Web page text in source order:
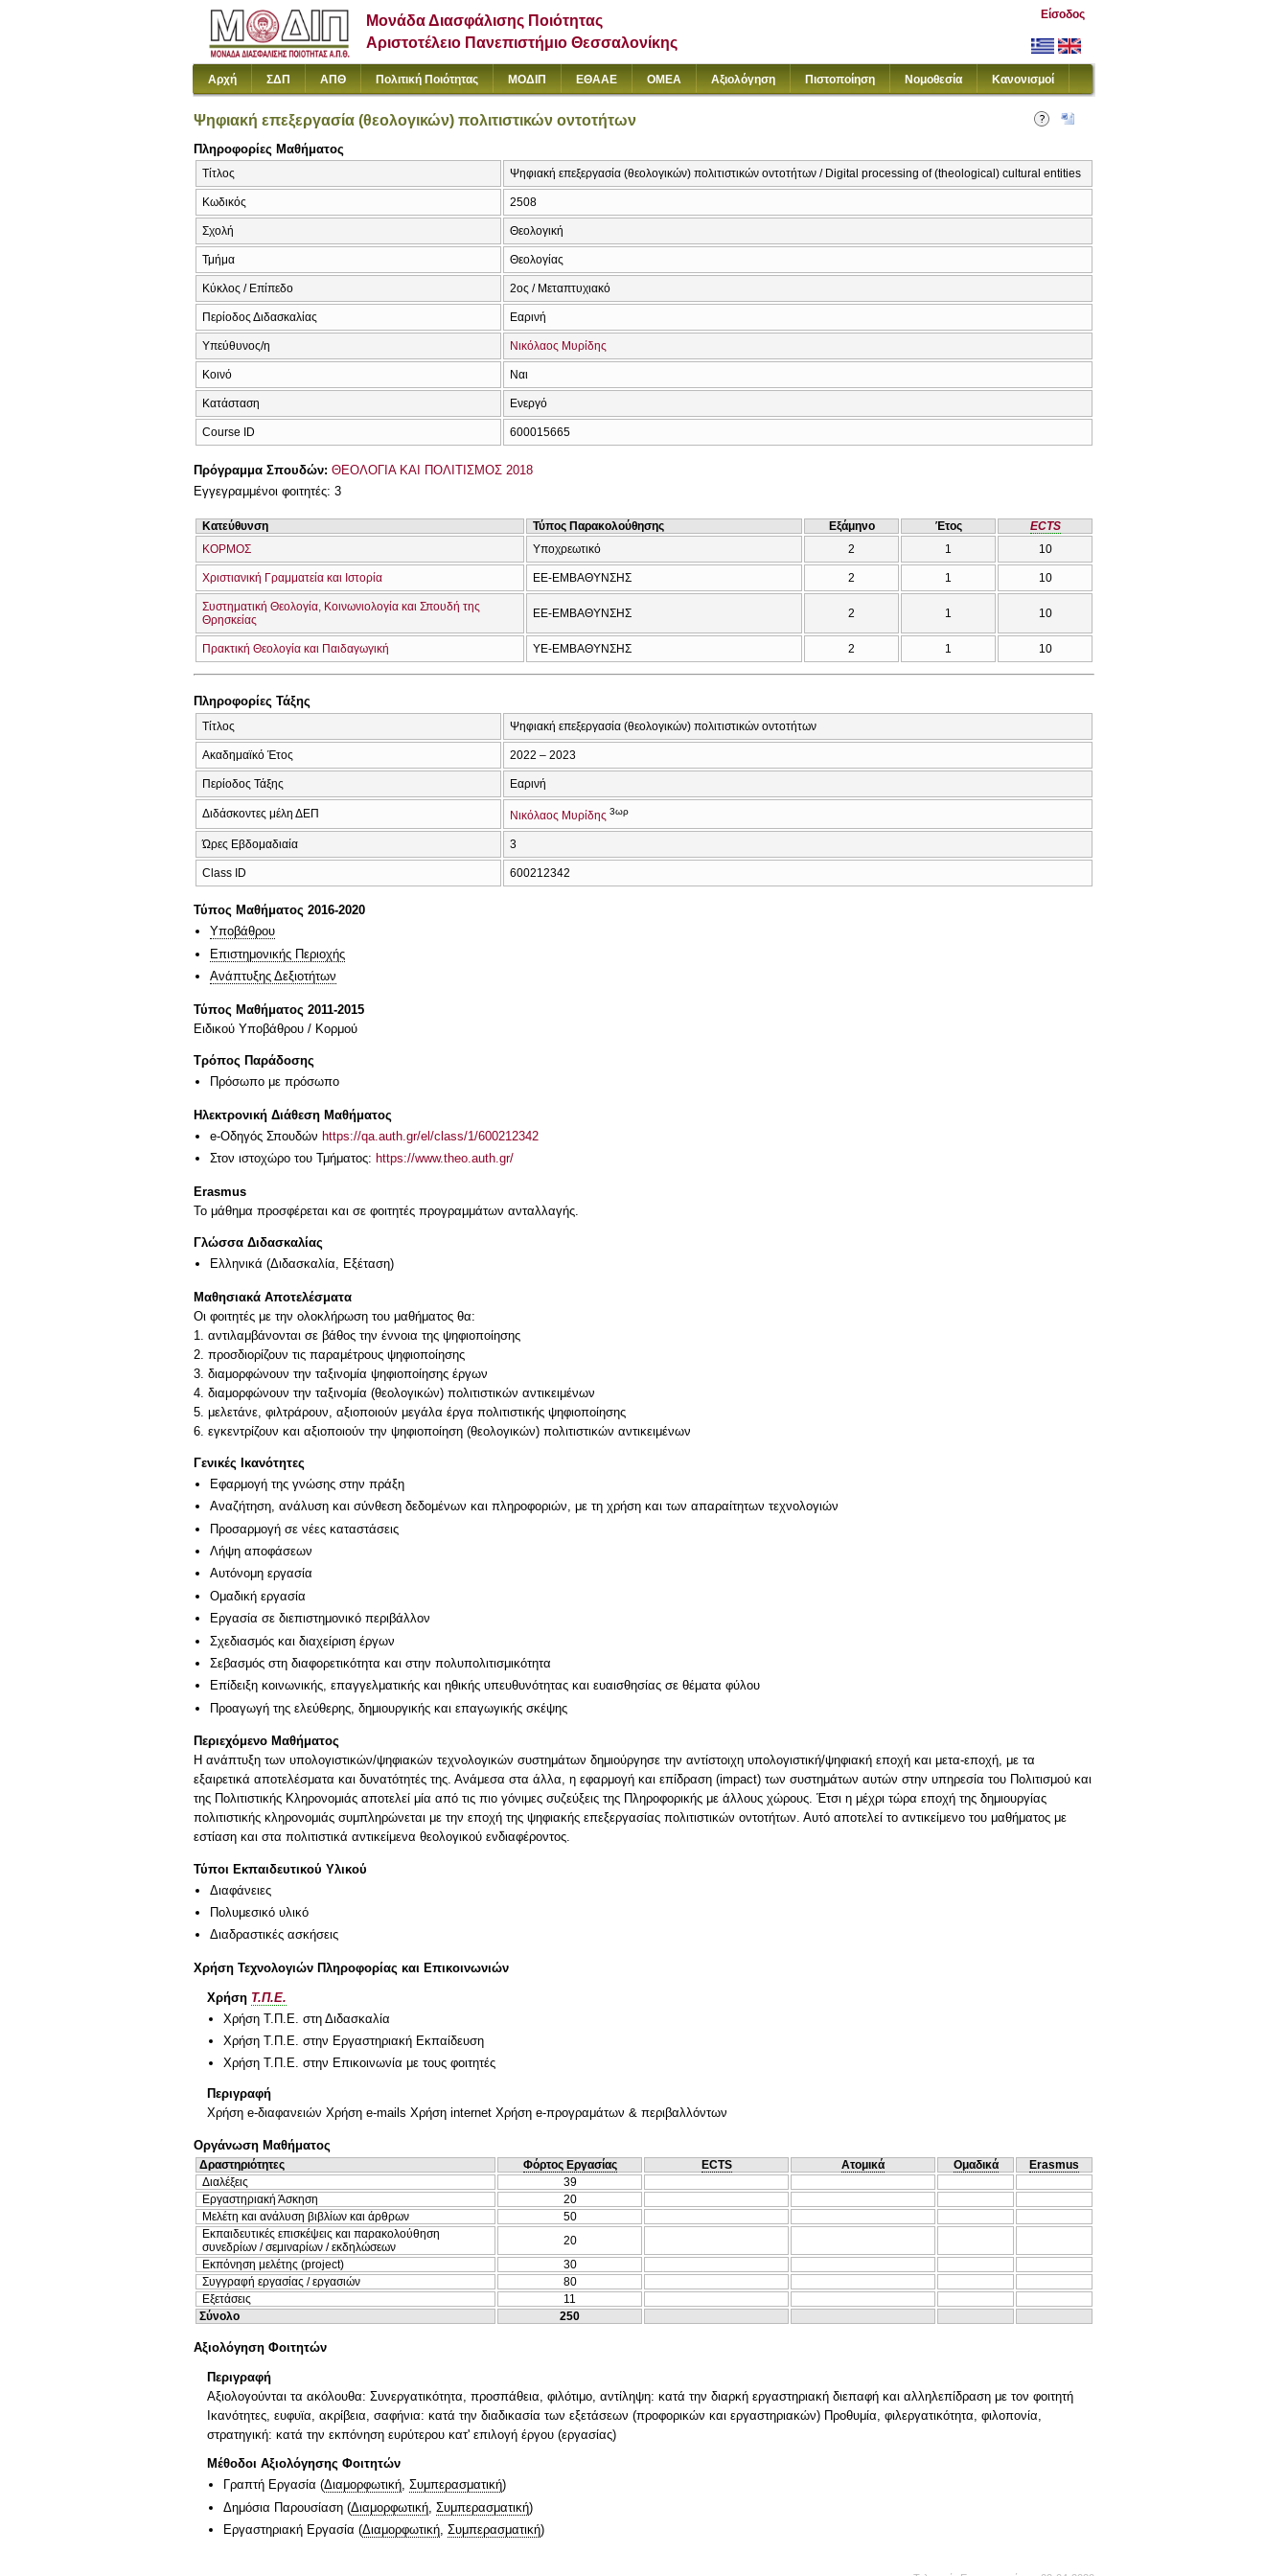
Μονάδα Διασφάλισης Ποιότητας
Αριστοτέλειο Πανεπιστήμιο Θεσσαλονίκης
Είσοδος
Αρχή ΣΔΠ ΑΠΘ Πολιτική Ποιότητας ΜΟΔΙΠ ΕΘΑΑΕ ΟΜΕΑ Αξιολόγηση Πιστοποίηση Νομοθεσία Κανονισμοί
Ψηφιακή επεξεργασία (θεολογικών) πολιτιστικών οντοτήτων
Πληροφορίες Μαθήματος
Τίτλος Ψηφιακή επεξεργασία (θεολογικών) πολιτιστικών οντοτήτων / Digital processing of (theological) cultural entities
Κωδικός 2508
Σχολή Θεολογική
Τμήμα Θεολογίας
Κύκλος / Επίπεδο 2ος / Μεταπτυχιακό
Περίοδος Διδασκαλίας Εαρινή
Υπεύθυνος/η Νικόλαος Μυρίδης
Κοινό Ναι
Κατάσταση Ενεργό
Course ID 600015665
Πρόγραμμα Σπουδών: ΘΕΟΛΟΓΙΑ ΚΑΙ ΠΟΛΙΤΙΣΜΟΣ 2018
Εγγεγραμμένοι φοιτητές: 3
Κατεύθυνση Τύπος Παρακολούθησης Εξάμηνο Έτος
ECTS
ΚΟΡΜΟΣ
Υποχρεωτικό 2 1 10
Χριστιανική Γραμματεία και Ιστορία ΕΕ-ΕΜΒΑΘΥΝΣΗΣ 2 1 10
Συστηματική Θεολογία, Κοινωνιολογία και Σπουδή της
Θρησκείας
ΕΕ-ΕΜΒΑΘΥΝΣΗΣ 2 1 10
Πρακτική Θεολογία και Παιδαγωγική ΥΕ-ΕΜΒΑΘΥΝΣΗΣ 2 1 10
Πληροφορίες Τάξης
Τίτλος Ψηφιακή επεξεργασία (θεολογικών) πολιτιστικών οντοτήτων
Ακαδημαϊκό Έτος 2022 – 2023
Περίοδος Τάξης Εαρινή
Διδάσκοντες μέλη ΔΕΠ Νικόλαος Μυρίδης 3ωρ
Ώρες Εβδομαδιαία 3
Class ID 600212342
Τύπος Μαθήματος 2016-2020
Υποβάθρου
Επιστημονικής Περιοχής
Ανάπτυξης Δεξιοτήτων
Τύπος Μαθήματος 2011-2015
Ειδικού Υποβάθρου / Κορμού
Τρόπος Παράδοσης
Πρόσωπο με πρόσωπο
Ηλεκτρονική Διάθεση Μαθήματος
e-Οδηγός Σπουδών https://qa.auth.gr/el/class/1/600212342
Στον ιστοχώρο του Τμήματος: https://www.theo.auth.gr/
Erasmus
Το μάθημα προσφέρεται και σε φοιτητές προγραμμάτων ανταλλαγής.
Γλώσσα Διδασκαλίας
Ελληνικά (Διδασκαλία, Εξέταση)
Μαθησιακά Αποτελέσματα
Οι φοιτητές με την ολοκλήρωση του μαθήματος θα:
1. αντιλαμβάνονται σε βάθος την έννοια της ψηφιοποίησης
2. προσδιορίζουν τις παραμέτρους ψηφιοποίησης
3. διαμορφώνουν την ταξινομία ψηφιοποίησης έργων
4. διαμορφώνουν την ταξινομία (θεολογικών) πολιτιστικών αντικειμένων
5. μελετάνε, φιλτράρουν, αξιοποιούν μεγάλα έργα πολιτιστικής ψηφιοποίησης
Γενικές Ικανότητες
Εφαρμογή της γνώσης στην πράξη
Αναζήτηση, ανάλυση και σύνθεση δεδομένων και πληροφοριών, με τη χρήση και των απαραίτητων τεχνολογιών
Προσαρμογή σε νέες καταστάσεις
Λήψη αποφάσεων
Αυτόνομη εργασία
Ομαδική εργασία
Εργασία σε διεπιστημονικό περιβάλλον
Σχεδιασμός και διαχείριση έργων
Σεβασμός στη διαφορετικότητα και στην πολυπολιτισμικότητα
Επίδειξη κοινωνικής, επαγγελματικής και ηθικής υπευθυνότητας και ευαισθησίας σε θέματα φύλου
Προαγωγή της ελεύθερης, δημιουργικής και επαγωγικής σκέψης
Περιεχόμενο Μαθήματος
Η ανάπτυξη των υπολογιστικών/ψηφιακών τεχνολογικών συστημάτων δημιούργησε την αντίστοιχη υπολογιστική/ψηφιακή εποχή και μετα-εποχή, με τα
εξαιρετικά αποτελέσματα και δυνατότητές της. Ανάμεσα στα άλλα, η εφαρμογή και επίδραση (impact) των συστημάτων αυτών στην υπηρεσία του Πολιτισμού και
της Πολιτιστικής Κληρονομιάς αποτελεί μία από τις πιο γόνιμες συζεύξεις της Πληροφορικής με άλλους χώρους. Έτσι η μέχρι τώρα εποχή της δημιουργίας
πολιτιστικής κληρονομιάς συμπληρώνεται με την εποχή της ψηφιακής επεξεργασίας πολιτιστικών οντοτήτων. Αυτό αποτελεί το αντικείμενο του μαθήματος με
εστίαση και στα πολιτιστικά αντικείμενα θεολογικού ενδιαφέροντος.
Τύποι Εκπαιδευτικού Υλικού
Διαφάνειες
Πολυμεσικό υλικό
Διαδραστικές ασκήσεις
Χρήση Τεχνολογιών Πληροφορίας και Επικοινωνιών
Χρήση Τ.Π.Ε.
Χρήση Τ.Π.Ε. στη Διδασκαλία
Χρήση Τ.Π.Ε. στην Εργαστηριακή Εκπαίδευση
Χρήση Τ.Π.Ε. στην Επικοινωνία με τους φοιτητές
Περιγραφή
Χρήση e-διαφανειών Χρήση e-mails Χρήση internet Χρήση e-προγραμάτων & περιβαλλόντων
Οργάνωση Μαθήματος
Δραστηριότητες Φόρτος Εργασίας ECTS Ατομικά Ομαδικά
Erasmus
Διαλέξεις
39
Εργαστηριακή Άσκηση
20
Μελέτη και ανάλυση βιβλίων και άρθρων
50
Εκπαιδευτικές επισκέψεις και παρακολούθηση
συνεδρίων / σεμιναρίων / εκδηλώσεων
20
Εκπόνηση μελέτης (project)
30
Συγγραφή εργασίας / εργασιών
80
Εξετάσεις
11
Σύνολο
250
Αξιολόγηση Φοιτητών
Περιγραφή
Αξιολογούνται τα ακόλουθα: Συνεργατικότητα, προσπάθεια, φιλότιμο, αντίληψη: κατά την διαρκή εργαστηριακή διεπαφή και αλληλεπίδραση με τον φοιτητή
Ικανότητες, ευφυϊα, ακρίβεια, σαφήνια: κατά την διαδικασία των εξετάσεων (προφορικών και εργαστηριακών) Προθυμία, φιλεργατικότητα, φιλοπονία,
στρατηγική: κατά την εκπόνηση ευρύτερου κατ' επιλογή έργου (εργασίας)
Μέθοδοι Αξιολόγησης Φοιτητών
Γραπτή Εργασία (Διαμορφωτική, Συμπερασματική)
Δημόσια Παρουσίαση (Διαμορφωτική Συμπερασματική)
Εργαστηριακή Εργασία (Διαμορφωτική, Συμπερασματική)